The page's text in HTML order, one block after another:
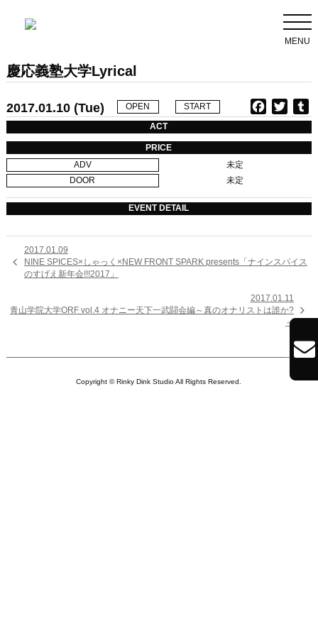
MENU
慶応義塾大学Lyrical
2017.01.10 (Tue) OPEN START
a
e
o
k
w
t
r
u
b
ACT
PRICE
ADV
未定
DOOR
未定
EVENT DETAIL

2017.01.09
NINE SPICES×しゃっく×NEW FRONT SPARK presents「ナインスパイス
のすげえ新年会!!!2017」
2017.01.11
青山学院大学ORF vol.4 オナニー天下一武闘会編～真のオナリストは誰か?
～


Copyright © Rinky Dink Studio All Rights Reserved.